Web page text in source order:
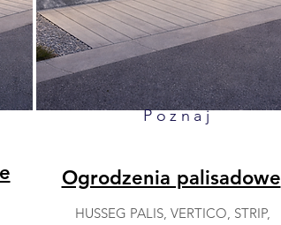
Poznaj
Ogrodzenia palisadowe
HUSSEG PALIS, VERTICO, STRIP,